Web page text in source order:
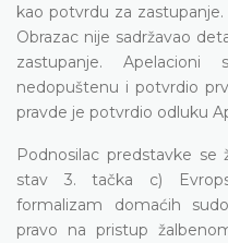
kao potvrdu za
Obrazac nije sadržavao
zastupanje.
nedopuštenu i potvrdio
pravde je potvrdio odluku
Podnosilac predstavke se
stav 3. tačka c)
formalizam domaćih
pravo na pristup